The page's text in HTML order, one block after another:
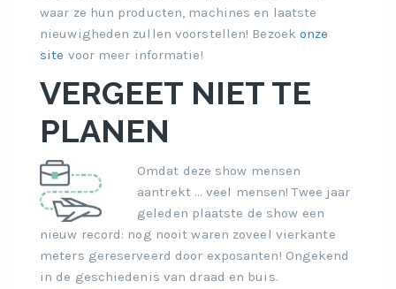
waar ze hun producten, machines en laatste
nieuwigheden zullen voorstellen! Bezoekonze
site voor meer informatie!
VERGEET NIET TE
PLANEN
Omdat deze show mensen
aantrekt … veel mensen! Twee jaar
geleden plaatste de show een
nieuw record: nog nooit waren zoveel vierkante
meters gereserveerd door exposanten! Ongekend
in de geschiedenis van draad en buis.